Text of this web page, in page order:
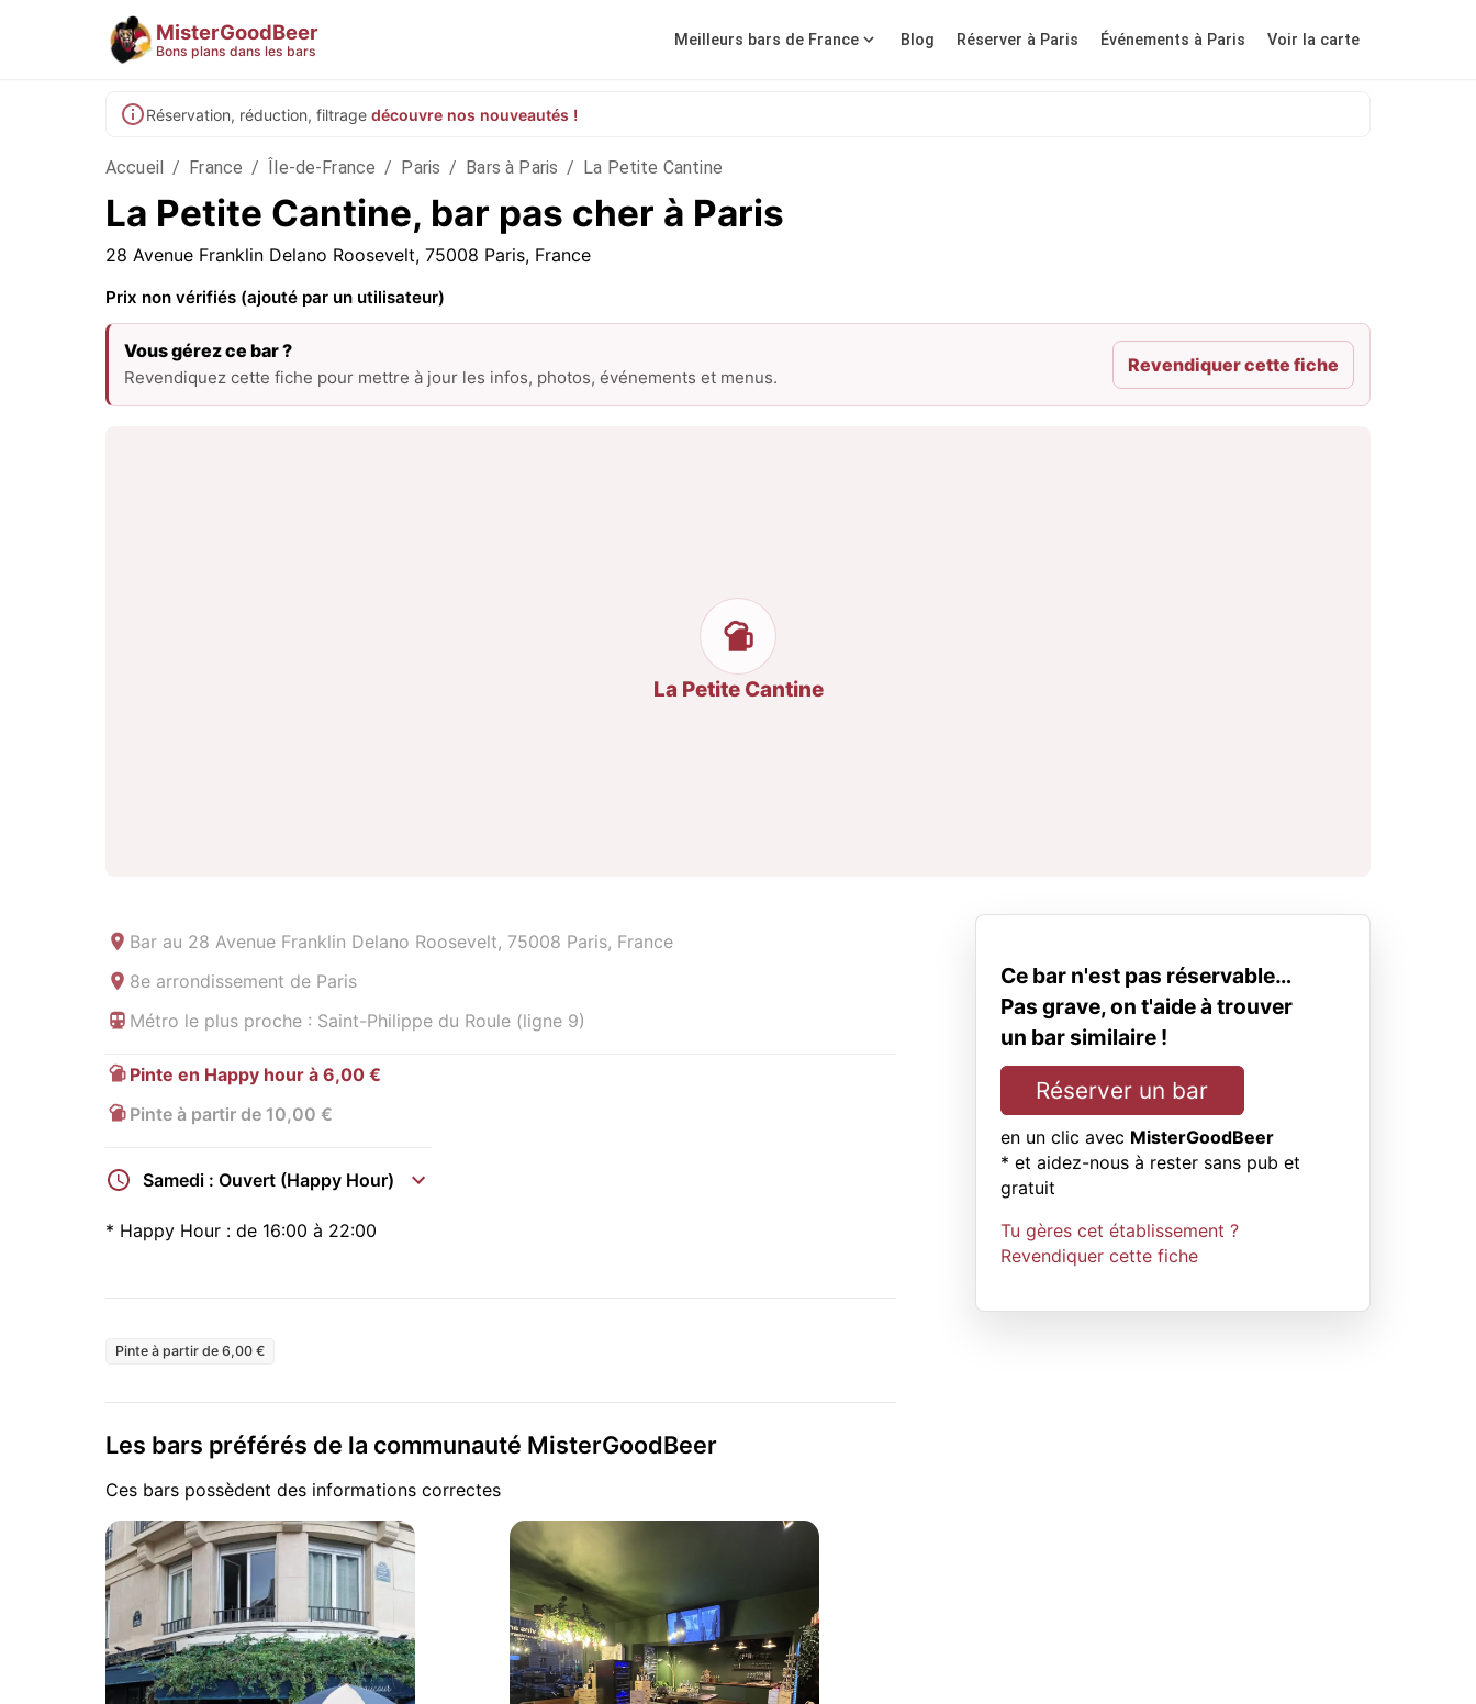
MisterGoodBeer
Bons plans dans les bars
Meilleurs bars de France Blog Réserver à Paris Événements à Paris Voir la carte
Réservation, réduction, filtrage découvre nos nouveautés !
Accueil / France / Île-de-France / Paris / Bars à Paris / La Petite Cantine
La Petite Cantine, bar pas cher à Paris
28 Avenue Franklin Delano Roosevelt, 75008 Paris, France
Prix non vérifiés (ajouté par un utilisateur)
Vous gérez ce bar ?
Revendiquez cette fiche pour mettre à jour les infos, photos, événements et menus.
Revendiquer cette fiche
La Petite Cantine
Bar au 28 Avenue Franklin Delano Roosevelt, 75008 Paris, France
8e arrondissement de Paris
Métro le plus proche : Saint-Philippe du Roule (ligne 9)
Pinte en Happy hour à 6,00 €
Pinte à partir de 10,00 €
Samedi : Ouvert (Happy Hour)
* Happy Hour : de 16:00 à 22:00
Pinte à partir de 6,00 €
Les bars préférés de la communauté MisterGoodBeer
Ces bars possèdent des informations correctes
Ce bar n'est pas réservable…
Pas grave, on t'aide à trouver
un bar similaire !
Réserver un bar
en un clic avec MisterGoodBeer
* et aidez-nous à rester sans pub et
gratuit
Tu gères cet établissement ?
Revendiquer cette fiche